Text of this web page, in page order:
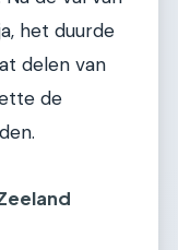
het duurde
delen van
de